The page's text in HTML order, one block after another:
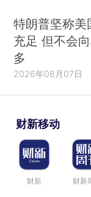
特朗普坚称
充足 但不会
多
2026年08月07日
财新移动
财新 财新